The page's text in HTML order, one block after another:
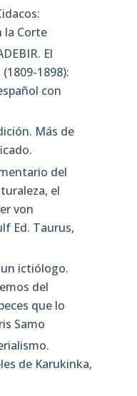
la Corte
El
1898):
con
Más de
del
el
von
Ed. Taurus,
ictiólogo.
del
que lo
Samo
de Karukinka,